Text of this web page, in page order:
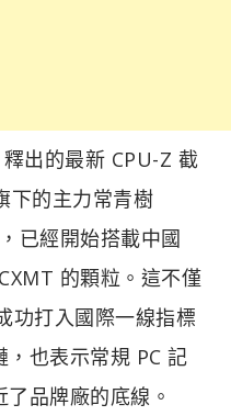
釋出的最新 CPU-Z 截
下的主力常青樹
已經開始搭載中國
的顆粒。這不僅
功打入國際一線指標
也表示常規 PC 記
品牌廠的底線。